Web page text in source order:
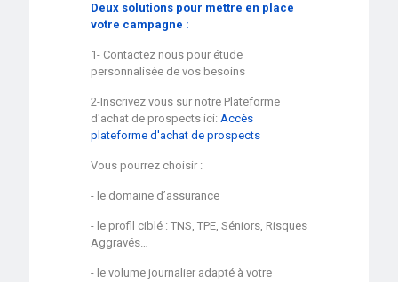
Deux solutions pour mettre en place
votre campagne :
1- Contactez nous pour étude
personnalisée de vos besoins
2-Inscrivez vous sur notre Plateforme
d'achat de prospects ici: Accès
plateforme d'achat de prospects
Vous pourrez choisir :
- le domaine d’assurance
- le profil ciblé : TNS, TPE, Séniors, Risques
Aggravés…
- le volume journalier adapté à votre